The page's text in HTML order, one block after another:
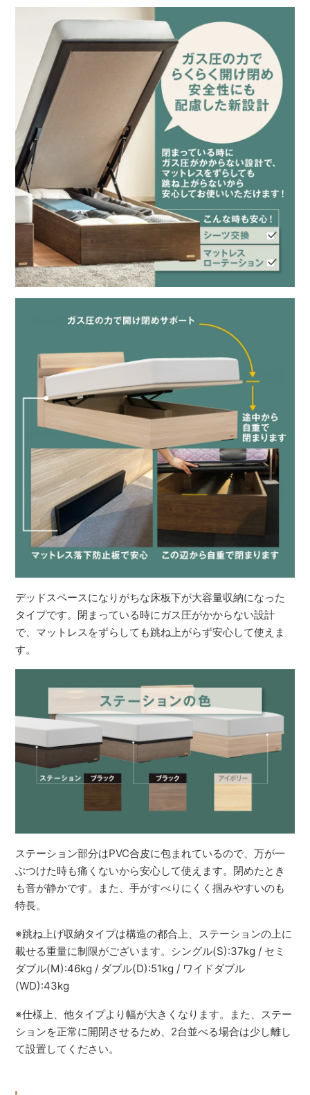
デッドスペースになりがちな床板下が大容量収納になった
タイプです。閉まっている時にガス圧がかからない設計
で、マットレスをずらしても跳ね上がらず安心して使えま
す。
ステーション部分はPVC合皮に包まれているので、万が一
ぶつけた時も痛くないから安心して使えます。閉めたとき
も音が静かです。また、手がすべりにくく掴みやすいのも
特長。
※跳ね上げ収納タイプは構造の都合上、ステーションの上に
載せる重量に制限がございます。シングル(S):37kg / セミ
ダブル(M):46kg / ダブル(D):51kg / ワイドダブル
(WD):43kg
※仕様上、他タイプより幅が大きくなります。また、ステー
ションを正常に開閉させるため、2台並べる場合は少し離し
て設置してください。